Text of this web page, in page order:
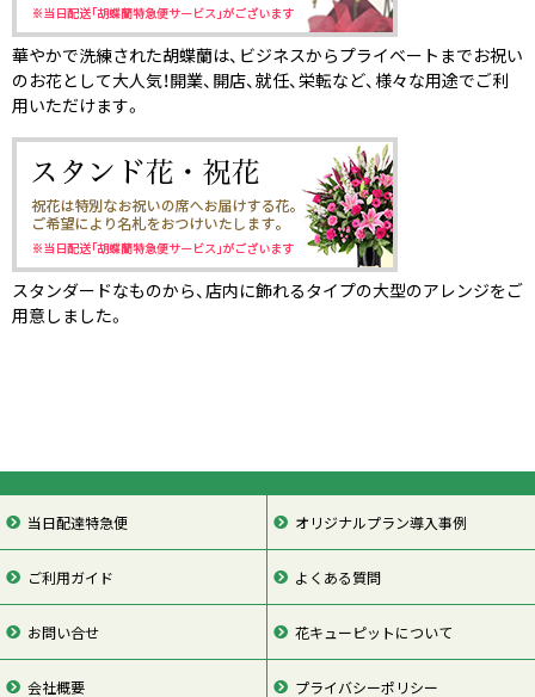
華やかで洗練された胡蝶蘭は、ビジネスからプライベートまでお祝い
のお花として大人気！開業、開店、就任、栄転など、様々な用途でご利
用いただけます。
スタンダードなものから、店内に飾れるタイプの大型のアレンジをご
用意しました。
当日配達特急便 オリジナルプラン導入事例
ご利用ガイド よくある質問
お問い合せ 花キューピットについて
会社概要 プライバシーポリシー